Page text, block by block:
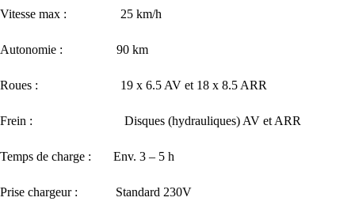
Vitesse max : 25 km/h
Autonomie : 90 km
Roues : 19 x 6.5 AV et 18 x 8.5 ARR
Frein : Disques (hydrauliques) AV et ARR
Temps de charge : Env. 3 – 5 h
Prise chargeur : Standard 230V